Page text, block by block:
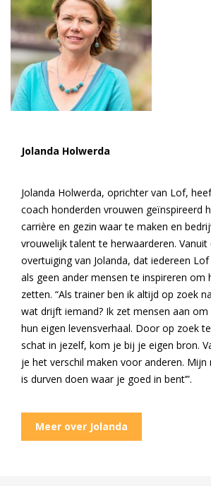
Jolanda Holwerda
Jolanda Holwerda, oprichter van Lof,
coach honderden vrouwen geïnspireerd
carrière en gezin waar te maken en
vrouwelijk talent te herwaarderen. Vanuit
overtuiging van Jolanda, dat iedereen
als geen ander mensen te inspireren om
zetten. “Als trainer ben ik altijd op zoek
wat drijft iemand? Ik zet mensen aan
hun eigen levensverhaal. Door op zoek
schat in jezelf, kom je bij je eigen bron.
je het verschil maken voor anderen. Mijn
is durven doen waar je goed in bent’”.
Meer over Jolanda